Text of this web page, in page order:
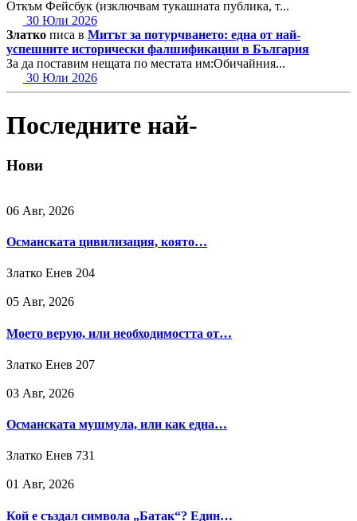
Откъм Фейсбук (изключвам тукашната публика, т...
30 Юли 2026
Златко писа в Митът за потурчването: една от най-
успешните исторически фалшификации в България
За да поставим нещата по местата им:Обичайния...
30 Юли 2026
Последните най-
Нови
06 Авг, 2026
Османската цивилизация, която…
Златко Енев 204
05 Авг, 2026
Моето верую, или необходимостта от…
Златко Енев 207
03 Авг, 2026
Османската мушмула, или как една…
Златко Енев 731
01 Авг, 2026
Кой е създал символа „Батак“? Един…